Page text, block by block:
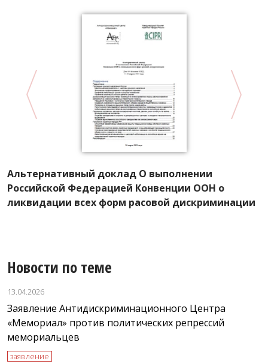
Альтернативный доклад О выполнении
Российской Федерацией Конвенции ООН о
ликвидации всех форм расовой дискриминации
Новости по теме
13.04.2026
Заявление Антидискриминационного Центра
«Мемориал» против политических репрессий
мемориальцев
заявление